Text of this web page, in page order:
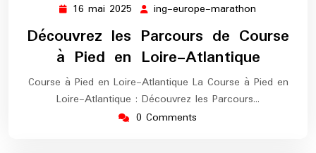
16 mai 2025 16
mai
2025
ing-europe-marathon
marathon
Découvrez les Parcours de Course
à Pied en Loire-Atlantique
Course à Pied en Loire-Atlantique La Course à Pied en
Loire-Atlantique : Découvrez les Parcours…
0 Comments